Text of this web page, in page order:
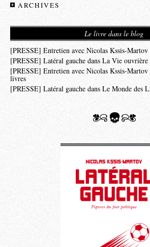
ARCHIVES
Le livre dans le blog
[PRESSE] Entretien avec Nicolas Kssis-
[PRESSE] Latéral gauche dans La Vie ouvrière
[PRESSE] Entretien avec Nicolas Kssis-Martov
livres
[PRESSE] Latéral gauche dans Le Monde des